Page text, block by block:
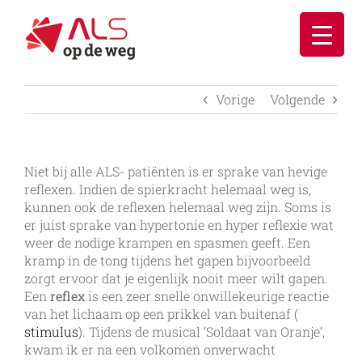
inhoud
Vorige Volgende
Niet bij alle ALS- patiënten is er sprake van hevige
reflexen. Indien de spierkracht helemaal weg is,
kunnen ook de reflexen helemaal weg zijn. Soms is
er juist sprake van hypertonie en hyper reflexie wat
weer de nodige krampen en spasmen geeft. Een
kramp in de tong tijdens het gapen bijvoorbeeld
zorgt ervoor dat je eigenlijk nooit meer wilt gapen.
Een reflexis een zeer snelle onwillekeurige reactie
van het lichaam op een prikkel van buitenaf (
stimulus). Tijdens de musical ‘Soldaat van Oranje’,
kwam ik er na een volkomen onverwacht